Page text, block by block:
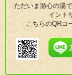
ただいま游心の湯
イント
こちらのQRコ